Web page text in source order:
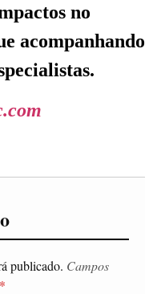
no
acompanhando
publicado. Campos
*